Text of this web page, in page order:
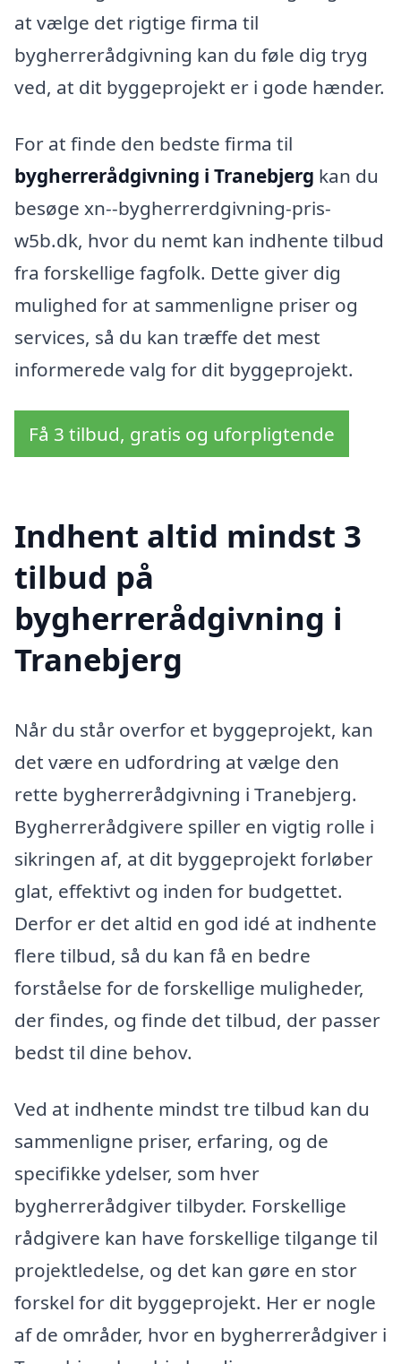
at vælge det rigtige firma til
bygherrerådgivning kan du føle dig tryg
ved, at dit byggeprojekt er i gode hænder.
For at finde den bedste firma til
bygherrerådgivning i Tranebjerg kan du
besøge xn--bygherrerdgivning-pris-
w5b.dk, hvor du nemt kan indhente tilbud
fra forskellige fagfolk. Dette giver dig
mulighed for at sammenligne priser og
services, så du kan træffe det mest
informerede valg for dit byggeprojekt.
Få 3 tilbud, gratis og uforpligtende
Indhent altid mindst 3
tilbud på
bygherrerådgivning i
Tranebjerg
Når du står overfor et byggeprojekt, kan
det være en udfordring at vælge den
rette bygherrerådgivning i Tranebjerg.
Bygherrerådgivere spiller en vigtig rolle i
sikringen af, at dit byggeprojekt forløber
glat, effektivt og inden for budgettet.
Derfor er det altid en god idé at indhente
flere tilbud, så du kan få en bedre
forståelse for de forskellige muligheder,
der findes, og finde det tilbud, der passer
bedst til dine behov.
Ved at indhente mindst tre tilbud kan du
sammenligne priser, erfaring, og de
specifikke ydelser, som hver
bygherrerådgiver tilbyder. Forskellige
rådgivere kan have forskellige tilgange til
projektledelse, og det kan gøre en stor
forskel for dit byggeprojekt. Her er nogle
af de områder, hvor en bygherrerådgiver i